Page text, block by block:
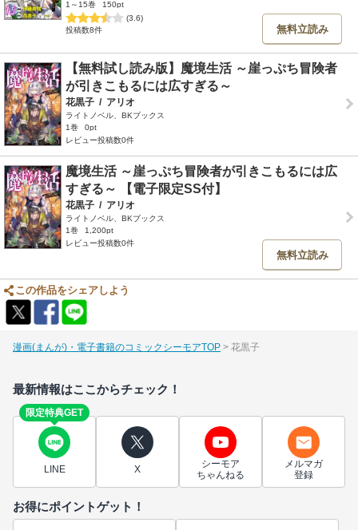
1～15巻
150pt
(3.6)
投稿数8件
無料立読み
【無料試し読み版】魔境生活 ～崖っぷち冒険者
が引きこもるには広すぎる～
花黒子 / アリオ
ライトノベル、BKブックス
1巻
0pt
レビュー投稿数0件
魔境生活 ～崖っぷち冒険者が引きこもるには広
すぎる～ 【電子限定SS付】
花黒子 / アリオ
ライトノベル、BKブックス
1巻
1,200pt
レビュー投稿数0件
無料立読み
この作品をシェアしよう
漫画(まんが)・電子書籍のコミックシーモアTOP 花黒子
最新情報はここからチェック！
限定特典GET
LINE X
シーモア
ちゃんねる
メルマガ
登録
お得にポイントゲット！